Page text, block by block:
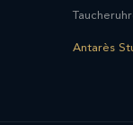
Antarès